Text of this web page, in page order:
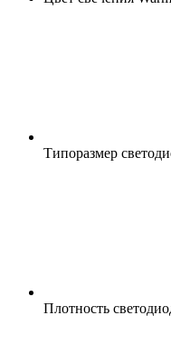
Типоразмер
Плотность